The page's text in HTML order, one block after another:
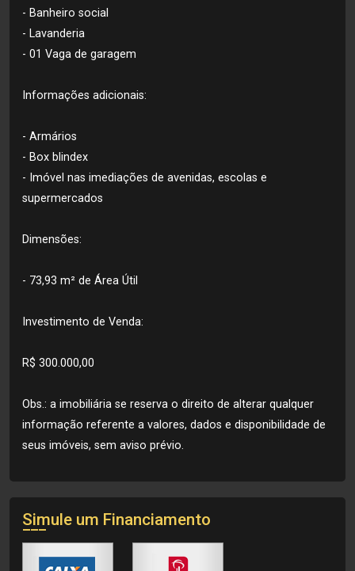
- Banheiro social
- Lavanderia
- 01 Vaga de garagem
Informações adicionais:
- Armários
- Box blindex
- Imóvel nas imediações de avenidas, escolas e
supermercados
Dimensões:
- 73,93 m² de Área Útil
Investimento de Venda:
R$ 300.000,00
Obs.: a imobiliária se reserva o direito de alterar qualquer
informação referente a valores, dados e disponibilidade de
seus imóveis, sem aviso prévio.
Simule um Financiamento